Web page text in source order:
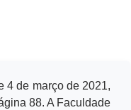
4 de março de 2021,
88. A Faculdade